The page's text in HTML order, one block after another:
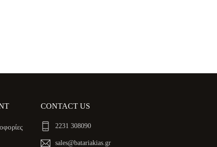
CONTACT US
2231 308090
sales@batariakias.gr